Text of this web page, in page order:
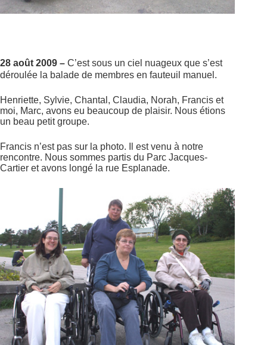
28 août 2009 – C’est sous un ciel nuageux que s’est
déroulée la balade de membres en fauteuil manuel.
Henriette, Sylvie, Chantal, Claudia, Norah, Francis et
moi, Marc, avons eu beaucoup de plaisir. Nous étions
un beau petit groupe.
Francis n’est pas sur la photo. Il est venu à notre
rencontre. Nous sommes partis du Parc Jacques-
Cartier et avons longé la rue Esplanade.